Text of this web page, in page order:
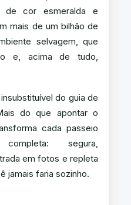
de cor esmeralda e
mais de um bilhão de
selvagem, que
e, acima de tudo,
do guia de
do que apontar o
cada passeio
segura,
em fotos e repleta
jamais faria sozinho.